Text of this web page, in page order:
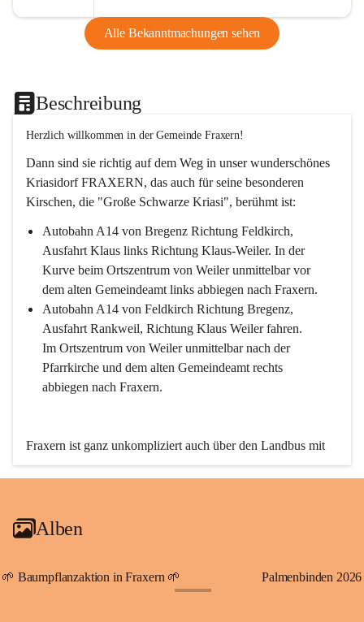
Alle Bekanntmachungen sehen
Beschreibung
Herzlich willkommen in der Gemeinde Fraxern!
Dann sind sie richtig auf dem Weg in unser wunderschönes
Kriasidorf FRAXERN, das auch für seine besonderen
Kirschen, die "Große Schwarze Kriasi", berühmt ist:
Autobahn A14 von Bregenz Richtung Feldkirch,
Ausfahrt Klaus links Richtung Klaus-Weiler. In der
Kurve beim Ortszentrum von Weiler unmittelbar vor
dem alten Gemeindeamt links abbiegen nach Fraxern.
Autobahn A14 von Feldkirch Richtung Bregenz,
Ausfahrt Rankweil, Richtung Klaus Weiler fahren.
Im Ortszentrum von Weiler unmittelbar nach der
Pfarrkirche und dem alten Gemeindeamt rechts
abbiegen nach Fraxern.
Fraxern ist ganz unkompliziert auch über den Landbus mit
den öffentlichen Verkehrsmitteln zu erreichen. Die Linie
An Samstagen, Sonn- und Feiertagen können Sie bequem
persönlichen Linienbus zur gewünschten Zeit zu Ihrer
Haltestelle bestellen. Sowohl von Weiler kommend nach
Alben
🌱 Baumpflanzaktion in Fraxern 🌱 Palmenbinden 2026